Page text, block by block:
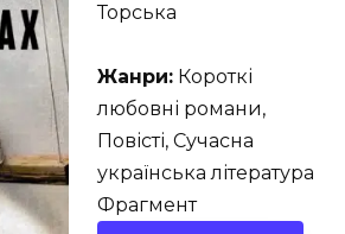
Торська
Жанри: Короткі
любовні романи,
Повісті, Сучасна
українська література
Фрагмент